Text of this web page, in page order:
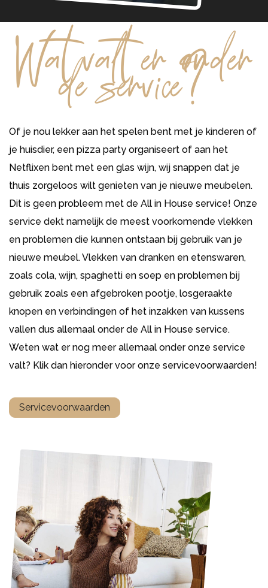
Wat valt er onder
de service?
Of je nou lekker aan het spelen bent met je kinderen of
je huisdier, een pizza party organiseert of aan het
Netflixen bent met een glas wijn, wij snappen dat je
thuis zorgeloos wilt genieten van je nieuwe meubelen.
Dit is geen probleem met de All in House service! Onze
service dekt namelijk de meest voorkomende vlekken
en problemen die kunnen ontstaan bij gebruik van je
nieuwe meubel. Vlekken van dranken en etenswaren,
zoals cola, wijn, spaghetti en soep en problemen bij
gebruik zoals een afgebroken pootje, losgeraakte
knopen en verbindingen of het inzakken van kussens
vallen dus allemaal onder de All in House service.
Weten wat er nog meer allemaal onder onze service
valt? Klik dan hieronder voor onze servicevoorwaarden!
Servicevoorwaarden